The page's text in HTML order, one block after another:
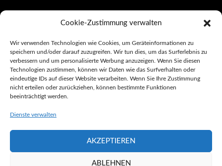
Cookie-Zustimmung verwalten
Wir verwenden Technologien wie Cookies, um Geräteinformationen zu
speichern und/oder darauf zuzugreifen. Wir tun dies, um das Surferlebnis zu
verbessern und um personalisierte Werbung anzuzeigen. Wenn Sie diesen
Technologien zustimmen, können wir Daten wie das Surfverhalten oder
eindeutige IDs auf dieser Website verarbeiten. Wenn Sie Ihre Zustimmung
nicht erteilen oder zurückziehen, können bestimmte Funktionen
beeinträchtigt werden.
Dienste verwalten
AKZEPTIEREN
ABLEHNEN
Impressionen
Impressum/Datenschutz
Kultur
Tickets
Unterwegs